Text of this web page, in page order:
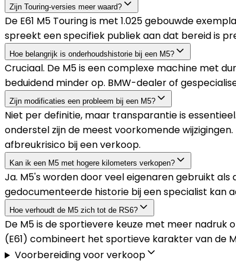
Zijn Touring-versies meer waard?
De E61 M5 Touring is met 1.025 gebouwde
spreekt een specifiek publiek aan dat bereid is
Hoe belangrijk is onderhoudshistorie bij een M5?
Cruciaal. De M5 is een complexe machine met
beduidend minder op. BMW-dealer of
Zijn modificaties een probleem bij een M5?
Niet per definitie, maar transparantie is
onderstel zijn de meest voorkomende
afbreukrisico bij een verkoop.
Kan ik een M5 met hogere kilometers verkopen?
Ja. M5's worden door veel eigenaren gebruikt
gedocumenteerde historie bij een specialist kan
Hoe verhoudt de M5 zich tot de RS6?
De M5 is de sportievere keuze met meer nadruk
(E61) combineert het sportieve karakter van de
Voorbereiding voor verkoop